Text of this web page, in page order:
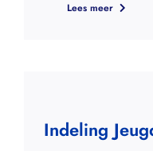
Lees meer
Indeling